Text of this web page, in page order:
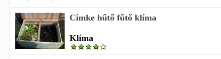
Címke hűtő fűtő klíma
Klíma